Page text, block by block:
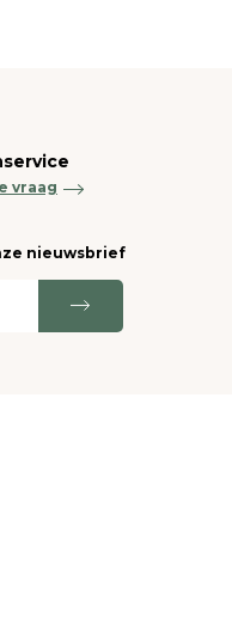
vraag
nieuwsbrief